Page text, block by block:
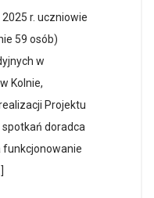
r. uczniowie
59 osób)
w
Kolnie,
Projektu
spotkań doradca
funkcjonowanie